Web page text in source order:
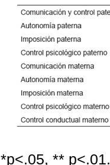
*p<.05, ** p<.01.